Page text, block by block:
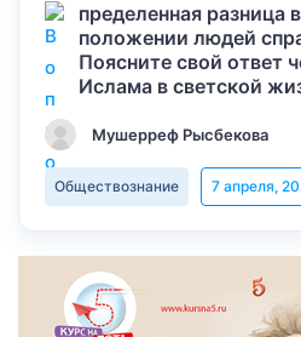
пределенная разница
положении людей
Поясните свой ответ
Ислама в светской
Мушерреф Рысбекова
Обществознание 7 апреля,